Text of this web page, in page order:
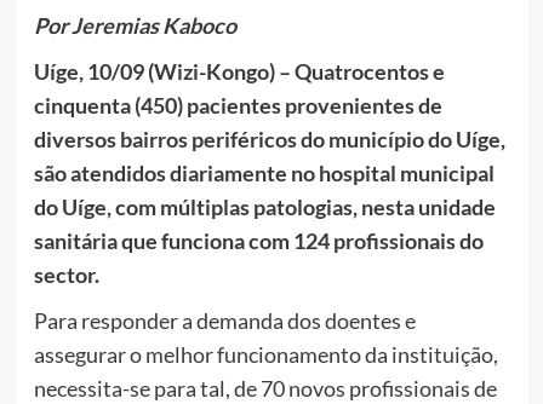
Por Jeremias Kaboco
Uíge, 10/09 (Wizi-Kongo) – Quatrocentos e
cinquenta (450) pacientes provenientes de
diversos bairros periféricos do município do Uíge,
são atendidos diariamente no hospital municipal
do Uíge, com múltiplas patologias, nesta unidade
sanitária que funciona com 124 profissionais do
sector.
Para responder a demanda dos doentes e
assegurar o melhor funcionamento da instituição,
necessita-se para tal, de 70 novos profissionais de